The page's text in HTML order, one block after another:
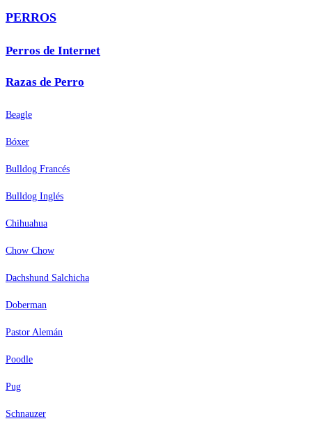
PERROS
Perros de Internet
Razas de Perro
Beagle
Bóxer
Bulldog Francés
Bulldog Inglés
Chihuahua
Chow Chow
Dachshund Salchicha
Doberman
Pastor Alemán
Poodle
Pug
Schnauzer